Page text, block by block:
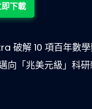
下載
破解 10 項百年數
向「兆美元級」科